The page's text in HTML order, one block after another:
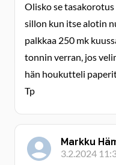
Olisko se
sillon kun itse alotin
palkkaa 250 mk
tonnin verran, jos
hän houkutteli
Tp
Markku
3.2.2024